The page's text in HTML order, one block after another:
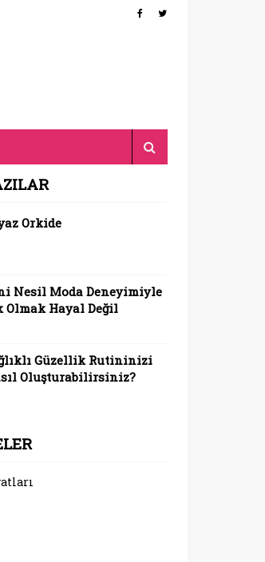
Orkide
Nesil Moda Deneyimiyle
Olmak Hayal Değil
Güzellik Rutininizi
Oluşturabilirsiniz?